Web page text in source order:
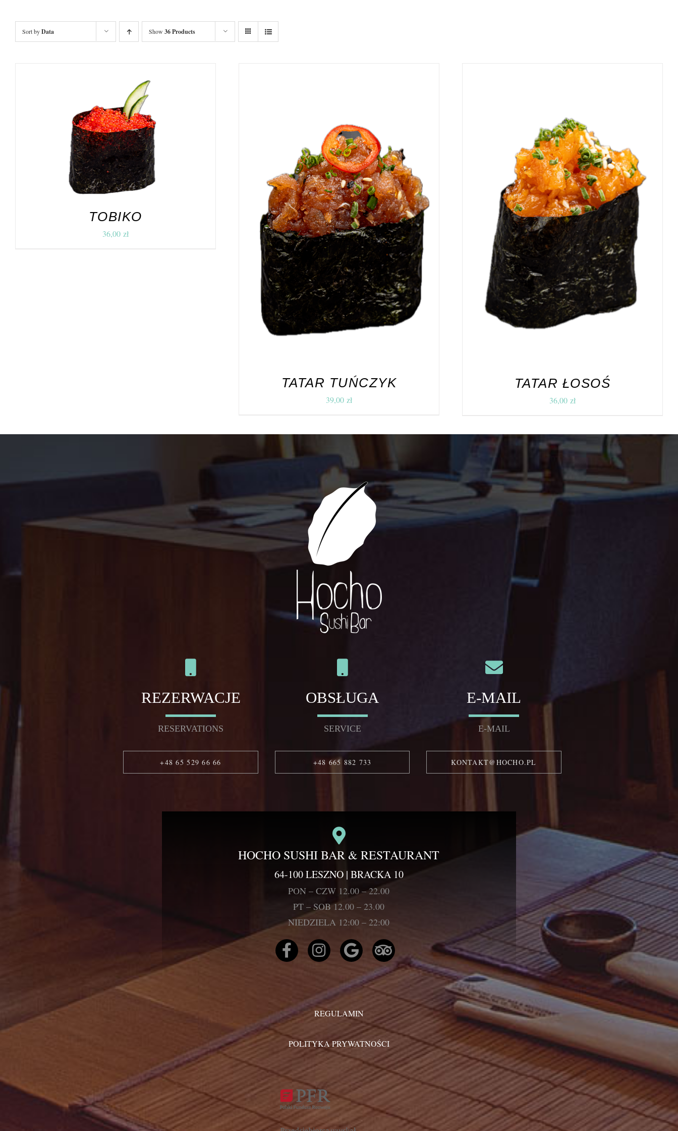
Sort byData Show 36 Products
DODAJ DO KOSZYKA / SZCZEGÓŁY
TOBIKO
36,00 zł
DODAJ DO KOSZYKA / SZCZEGÓŁY
TATAR TUŃCZYK
39,00 zł
DODAJ DO KOSZYKA / SZCZEGÓŁY
TATAR ŁOSOŚ
36,00 zł
REZERWACJE
RESERVATIONS
+48 65 529 66 66
OBSŁUGA
SERVICE
+48 665 882 733
E-MAIL
E-MAIL
KONTAKT@HOCHO.PL
HOCHO SUSHI BAR & RESTAURANT
64-100 LESZNO | BRACKA 10
PON – CZW 12.00 – 22.00
PT – SOB 12.00 – 23.00
NIEDZIELA 12:00 – 22:00
REGULAMIN
POLITYKA PRYWATNOŚCI